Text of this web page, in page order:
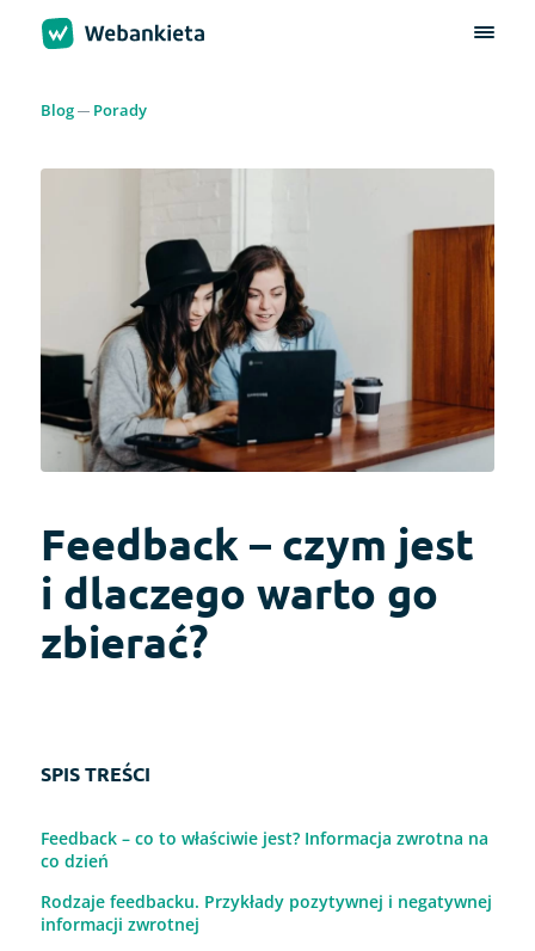
Blog Porady
Feedback – czym jest
i dlaczego warto go
zbierać?
SPIS TREŚCI
Feedback – co to właściwie jest? Informacja zwrotna na
co dzień
Rodzaje feedbacku. Przykłady pozytywnej i negatywnej
informacji zwrotnej